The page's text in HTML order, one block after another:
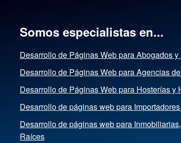
Somos especialistas en...
Desarrollo de Páginas Web para Abogados
Desarrollo de Páginas Web para Agencias
Desarrollo de Páginas Web para Hosterías y
Desarrollo de páginas web para
Desarrollo de páginas web para
Raíces